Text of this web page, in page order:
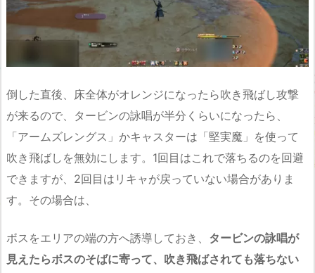
倒した直後、床全体がオレンジになったら吹き飛ばし攻撃
が来るので、タービンの詠唱が半分くらいになったら、
「アームズレングス」かキャスターは「堅実魔」を使って
吹き飛ばしを無効にします。1回目はこれで落ちるのを回避
できますが、2回目はリキャが戻っていない場合がありま
す。その場合は、
ボスをエリアの端の方へ誘導しておき、 タービンの詠唱が
見えたらボスのそばに寄って、吹き飛ばされても落ちない